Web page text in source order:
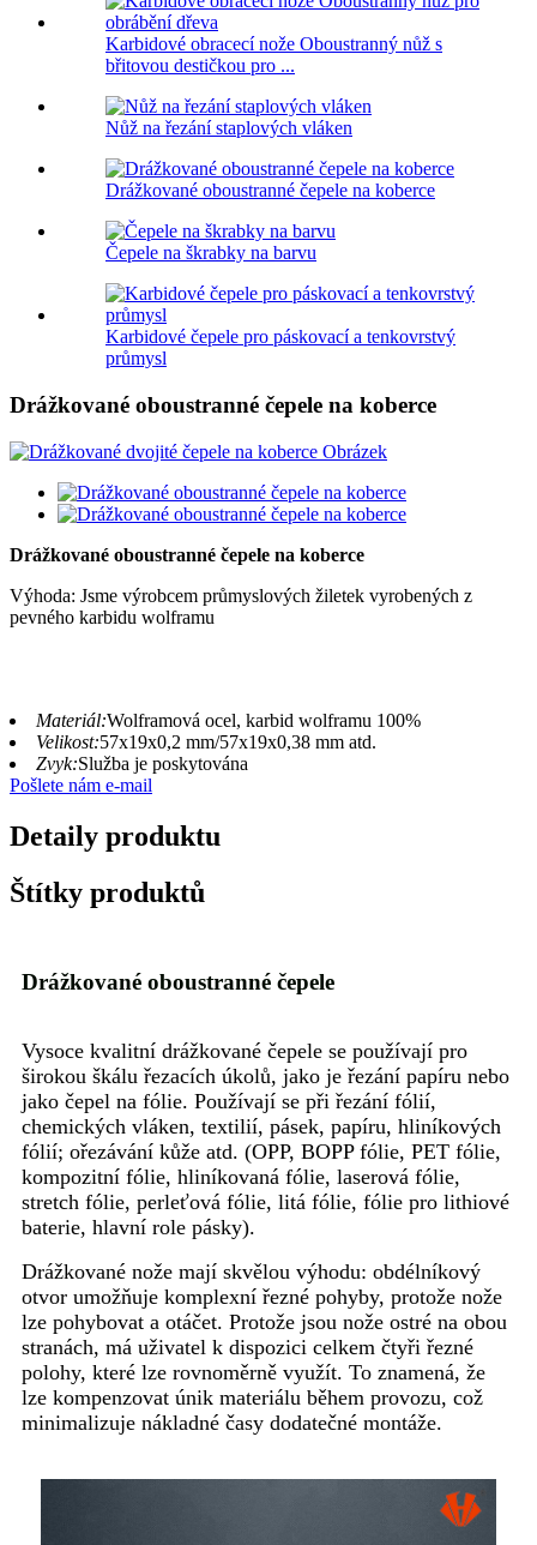
Karbidové obracecí nože Oboustranný nůž s
břitovou destičkou pro ...
Nůž na řezání staplových vláken
Drážkované oboustranné čepele na koberce
Čepele na škrabky na barvu
Karbidové čepele pro páskovací a tenkovrstvý
průmysl
Drážkované oboustranné čepele na koberce
Drážkované oboustranné čepele na koberce
Výhoda: Jsme výrobcem průmyslových žiletek vyrobených z
pevného karbidu wolframu
Materiál:Wolframová ocel, karbid wolframu 100%
Velikost:57x19x0,2 mm/57x19x0,38 mm atd.
Zvyk:Služba je poskytována
Pošlete nám e-mail
Detaily produktu
Štítky produktů
Drážkované oboustranné čepele
Vysoce kvalitní drážkované čepele se používají pro
širokou škálu řezacích úkolů, jako je řezání papíru nebo
jako čepel na fólie. Používají se při řezání fólií,
chemických vláken, textilií, pásek, papíru, hliníkových
fólií; ořezávání kůže atd. (OPP, BOPP fólie, PET fólie,
kompozitní fólie, hliníkovaná fólie, laserová fólie,
stretch fólie, perleťová fólie, litá fólie, fólie pro lithiové
baterie, hlavní role pásky).
Drážkované nože mají skvělou výhodu: obdélníkový
otvor umožňuje komplexní řezné pohyby, protože nože
lze pohybovat a otáčet. Protože jsou nože ostré na obou
stranách, má uživatel k dispozici celkem čtyři řezné
polohy, které lze rovnoměrně využít. To znamená, že
lze kompenzovat únik materiálu během provozu, což
minimalizuje nákladné časy dodatečné montáže.